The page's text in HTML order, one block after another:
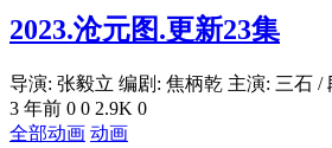
2023.沧元图.更新23集
导演: 张毅立 编剧: 焦柄乾 主演: 三石 /
3 年前 0 0 2.9K 0
全部动画 动画